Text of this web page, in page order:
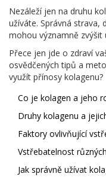
Nezáleží jen na druhu
užíváte. Správná strava,
mohou významně zvýšit
Přece jen jde o zdraví
osvědčených tipů a
využít přínosy kolagenu?
Co je kolagen a jeho
Druhy kolagenu a
Faktory ovlivňující
Vstřebatelnost
Jak správně užívat